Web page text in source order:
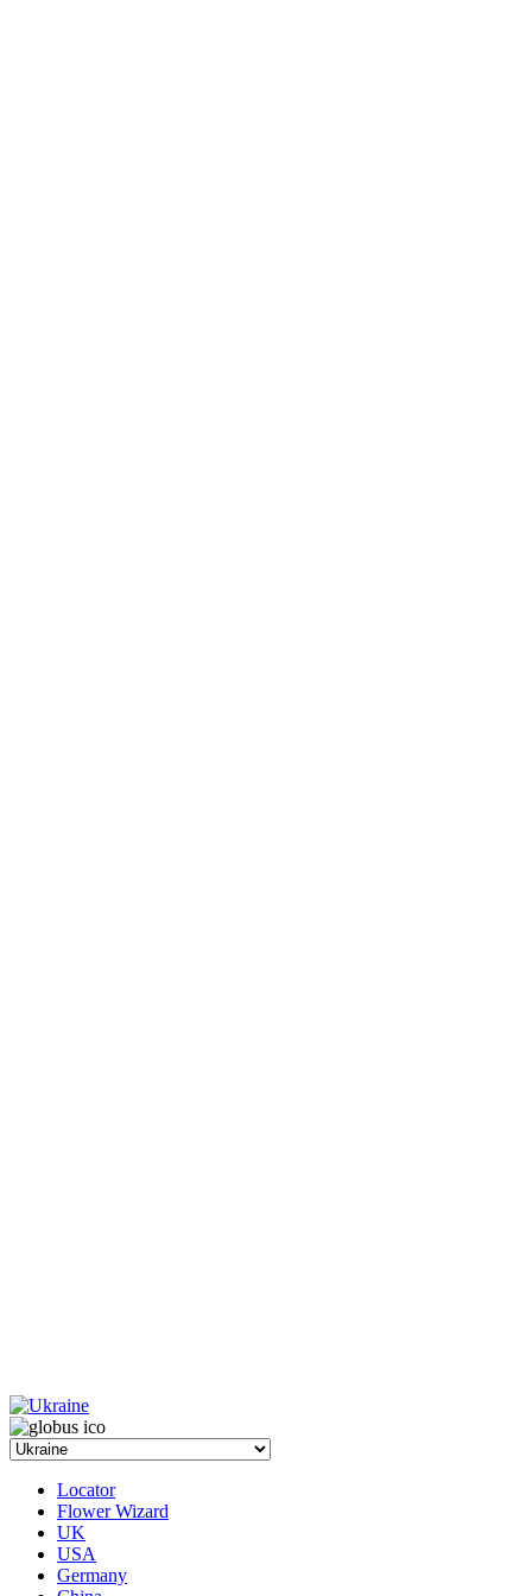
Locator
Flower Wizard
UK
USA
Germany